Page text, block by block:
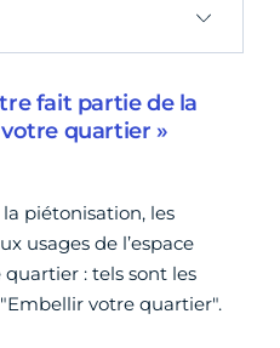
fait partie de la
quartier »
piétonisation, les
usages de l’espace
quartier : tels sont les
votre quartier".